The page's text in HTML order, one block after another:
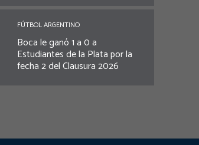
FÚTBOL ARGENTINO
Boca le ganó 1 a 0 a
Estudiantes de la Plata por la
fecha 2 del Clausura 2026